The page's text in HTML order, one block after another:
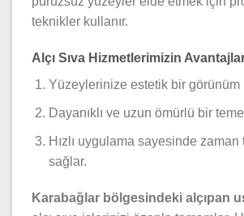
teknikler kullanır.
Alçı Sıva Hizmetlerimizin
Yüzeylerinize estetik bir görünüm
Dayanıklı ve uzun ömürlü bir
Hızlı uygulama sayesinde zaman
sağlar.
Karabağlar bölgesindeki alçıpan